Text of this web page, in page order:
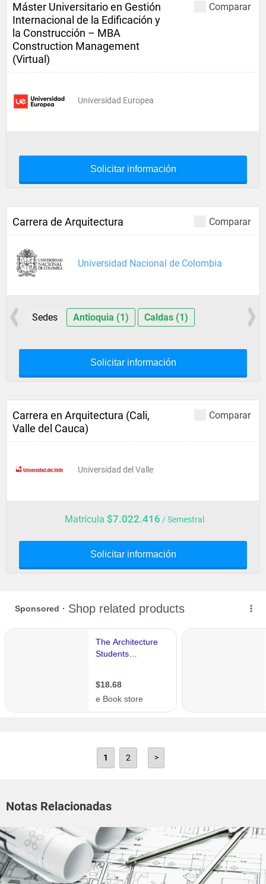
Comparar
Máster Universitario en Gestión
Internacional de la Edificación y
la Construcción – MBA
Construction Management
(Virtual)
Universidad Europea
Solicitar información
Comparar
Carrera de Arquitectura
Universidad Nacional de Colombia
Sedes Antioquia (1) Caldas (1)
Solicitar información
Comparar
Carrera en Arquitectura (Cali,
Valle del Cauca)
Universidad del Valle
Matrícula $7.022.416 / Semestral
Solicitar información
1 2 >
Notas Relacionadas